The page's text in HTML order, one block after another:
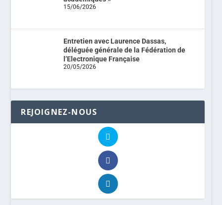
15/06/2026
Entretien avec Laurence Dassas,
déléguée générale de la Fédération de
l’Electronique Française
20/05/2026
REJOIGNEZ-NOUS